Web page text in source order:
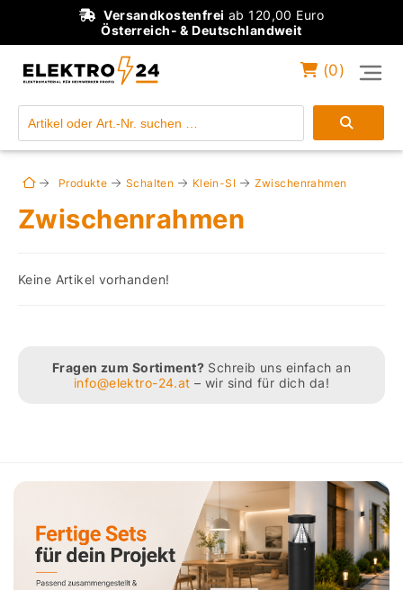
Versandkostenfrei ab 120,00 Euro
Österreich- & Deutschlandweit
Einloggen
(0)
Produkte Schalten Klein-SI Zwischenrahmen
Zwischenrahmen
Keine Artikel vorhanden!
Fragen zum Sortiment? Schreib uns einfach an
info@elektro-24.at – wir sind für dich da!